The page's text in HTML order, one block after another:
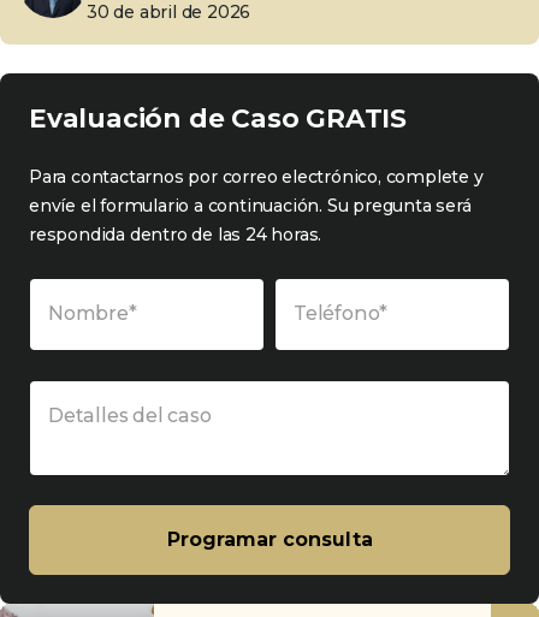
30 de abril de 2026
Evaluación de Caso GRATIS
Para contactarnos por correo electrónico, complete y
envíe el formulario a continuación. Su pregunta será
respondida dentro de las 24 horas.
Nombre* Teléfono*
Detalles del caso
Programar consulta